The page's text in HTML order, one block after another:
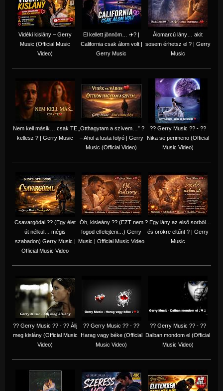
Vidéki kislány – Gerry
Music (Official Music
Video)
El kellett jönnöm… ✈️? |
California csak álom volt |
Gerry Music
Álomarcú lány… akit
sosem érhetsz el ? | Gerry
Music
Nem kell másik… csak TE
kellesz ? | Gerry Music
„Otthagytam a szívem…” ?
– Ahol a lusta folyó | Gerry
Music (Official Video)
?? Gerry Music ?? - ??
Nika se perimeno (Official
Music Video)
Csavargódal ?? (Egy élet
út nélkül… mégis
szabadon) Gerry Music |
Official Music Video
Óh, kisleány ?? (EZT nem
fogod elfelejteni…) Gerry
Music | Official Music Video
? Egy lány az első sorból…
és örökre eltűnt ? | Gerry
Music
?? Gerry Music ?? - ?? Állj
meg kislány (Official Music
Video)
?? Gerry Music ?? - ??
Harag vagy béke (Official
Music Video)
?? Gerry Music ?? - ??
Dalban mondom el (Official
Music Video)